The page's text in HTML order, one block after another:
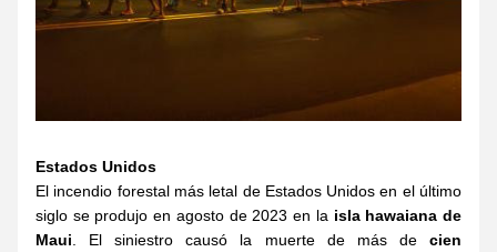
Estados Unidos
El incendio forestal más letal de Estados Unidos en el último
siglo se produjo en agosto de 2023 en la isla hawaiana de
Maui . El siniestro causó la muerte de más de cien